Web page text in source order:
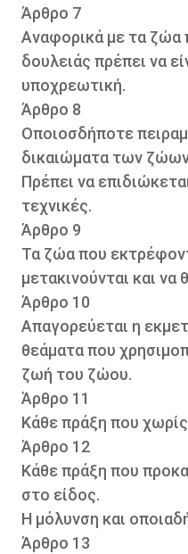
Άρθρο 7
Αναφορικά με τα ζώα
δουλειάς πρέπει να
υποχρεωτική.
Άρθρο 8
Οποιοσδήποτε
δικαιώματα των
Πρέπει να
τεχνικές.
Άρθρο 9
Τα ζώα που
μετακινούνται και
Άρθρο 10
Απαγορεύεται η
θεάματα που
ζωή του ζώου.
Άρθρο 11
Κάθε πράξη που
Άρθρο 12
Κάθε πράξη που
στο είδος.
Η μόλυνση και
Άρθρο 13